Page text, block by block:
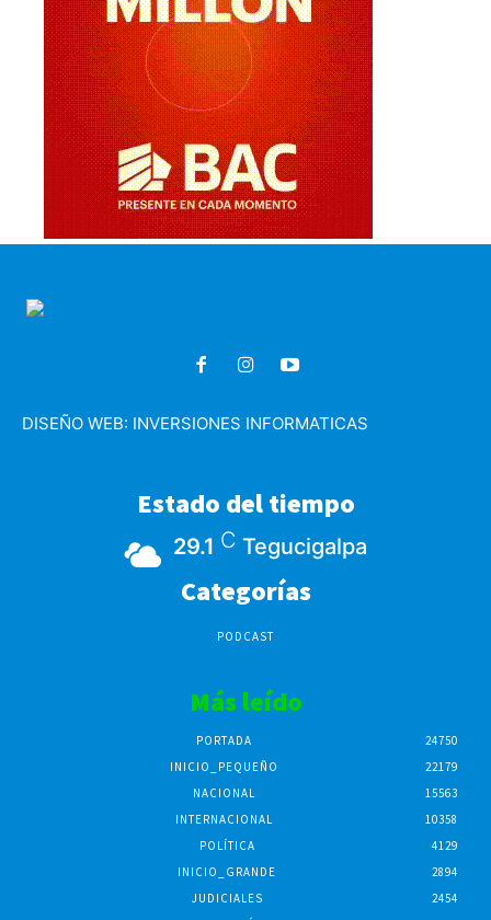
DISEÑO WEB: INVERSIONES INFORMATICAS
Estado del tiempo
29.1 C Tegucigalpa
Categorías
PODCAST
Más leído
PORTADA
24750
INICIO_PEQUEÑO
22179
NACIONAL
15563
INTERNACIONAL
10358
POLÍTICA
4129
INICIO_GRANDE
2894
JUDICIALES
2454